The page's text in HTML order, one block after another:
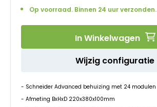
Op voorraad. Binnen 24 uur verzonden.
Wijzig configuratie
In Winkelwagen
- Schneider Advanced behuizing met 24 modulen
- Afmeting BxHxD 220x380x100mm
afbeeldingen-